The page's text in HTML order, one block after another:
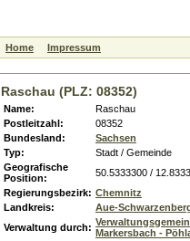
Home Impressum
Raschau (PLZ: 08352)
Name:
Raschau
Postleitzahl:
08352
Bundesland:
Sachsen
Typ:
Stadt / Gemeinde
Geografische
Position:
50.5333300 /
Regierungsbezirk: Chemnitz
Landkreis:
Aue-
Verwaltung durch: Markersbach -